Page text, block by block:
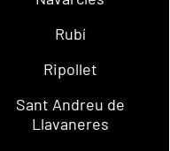
Rubí
Ripollet
Sant Andreu de
Llavaneres